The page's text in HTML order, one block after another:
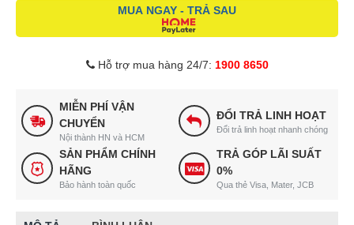
MUA NGAY - TRẢ SAU
Hỗ trợ mua hàng 24/7: 1900 8650
MIỄN PHÍ VẬN
CHUYỂN
Nội thành HN và HCM
ĐỔI TRẢ LINH HOẠT
Đổi trả linh hoạt nhanh chóng
SẢN PHẨM CHÍNH
HÃNG
Bảo hành toàn quốc
TRẢ GÓP LÃI SUẤT
0%
Qua thẻ Visa, Mater, JCB